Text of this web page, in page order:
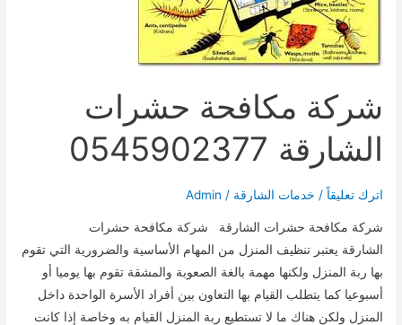
شركة مكافحة حشرات
الشارقة 0545902377
اترك تعليقاً / خدمات الشارقة /
Admin
شركة مكافحة حشرات الشارقة شركة مكافحة حشرات
الشارقة يعتبر تنظيف المنزل من المهام الأساسية والضرورية التي تقوم
بها ربة المنزل ولكنها مهمة بالغة الصعوبة والمشقة تقوم بها يوميا أو
أسبوعيا كما يتطلب القيام بها التعاون بين أفراد الأسرة الواحدة داخل
المنزل ولكن هناك ما لا تستطيع ربة المنزل القيام به وخاصة إذا كانت